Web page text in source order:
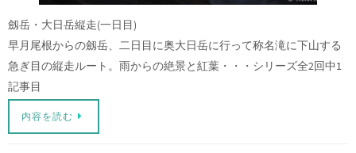
劔岳・大日岳縦走(一日目)
早月尾根からの劔岳、二日目に奥大日岳に行って称名滝に下山する
急ぎ目の縦走ルート。雨からの絶景と紅葉・・・シリーズ全2回中1
記事目
内容を読む